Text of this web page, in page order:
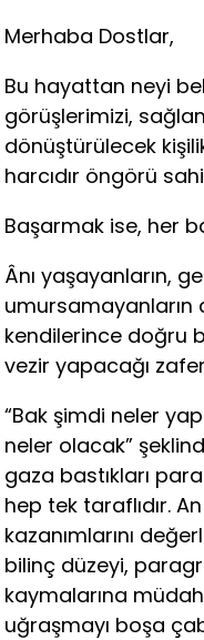
Merhaba Dostlar,
Bu hayattan neyi
görüşlerimizi,
dönüştürülecek
harcıdır öngörü
Başarmak ise, her
Ânı yaşayanların,
umursamayanların
kendilerince doğru
vezir yapacağı
“Bak şimdi neler
neler olacak”
gaza bastıkları
hep tek taraflıdır.
kazanımlarını
bilinç düzeyi,
kaymalarına
uğraşmayı boşa